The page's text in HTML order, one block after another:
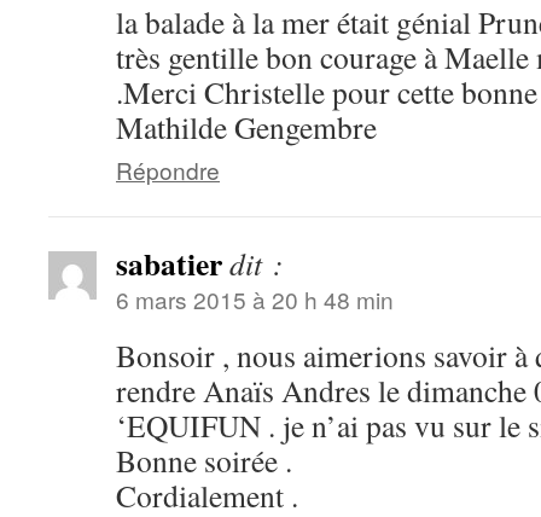
la balade à la mer était génial
très gentille bon courage à Maelle
.Merci Christelle pour cette
Mathilde Gengembre
Répondre
sabatierdit :
6 mars 2015 à 20 h 48 min
Bonsoir , nous aimerions savoir à
rendre Anaïs Andres le
‘EQUIFUN . je n’ai pas vu sur le
Bonne soirée .
Cordialement .